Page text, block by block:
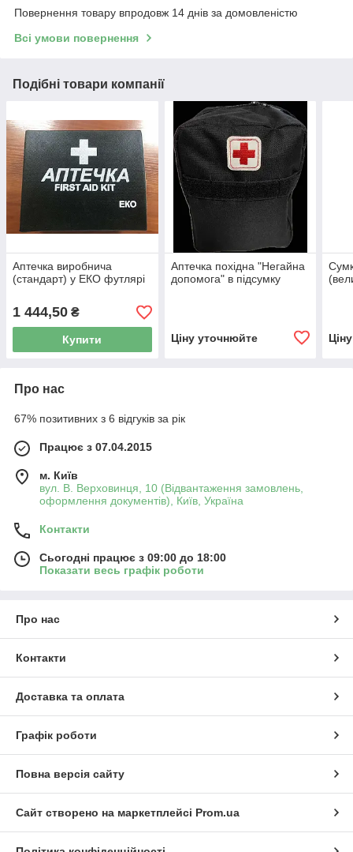
Повернення товару впродовж 14 днів за домовленістю
Всі умови повернення
Подібні товари компанії
Аптечка виробнича
(стандарт) у ЕКО футлярі
1 444,50 ₴
Купити
Аптечка похідна "Негайна
допомога" в підсумку
Ціну уточнюйте
Про нас
67% позитивних з 6 відгуків за рік
Працює з 07.04.2015
м. Київ
вул. В. Верховинця, 10 (Відвантаження замовлень,
оформлення документів), Київ, Україна
Контакти
Сьогодні працює з 09:00 до 18:00
Показати весь графік роботи
Про нас
Контакти
Доставка та оплата
Графік роботи
Повна версія сайту
Сайт створено на маркетплейсі Prom.ua